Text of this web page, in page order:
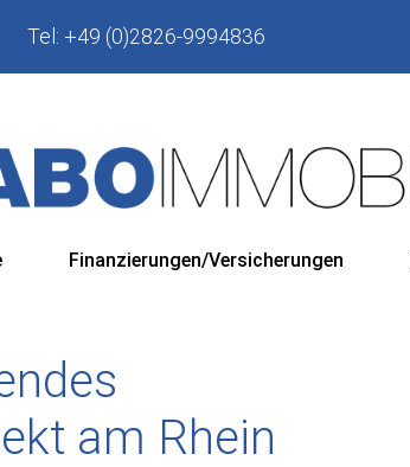
Tel: +49 (0)2826-9994836
Finanzierungen/Versicherungen
am Rhein